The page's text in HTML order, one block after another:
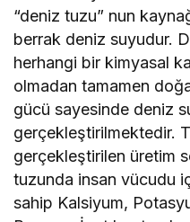
“deniz tuzu” nun
berrak deniz suyudur.
herhangi bir kimyasal
olmadan tamamen
gücü sayesinde deniz
gerçekleştirilmektedir.
gerçekleştirilen üretim
tuzunda insan vücudu
sahip Kalsiyum,